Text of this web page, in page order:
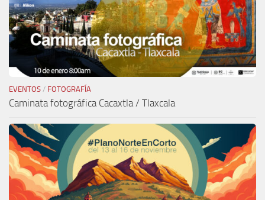
EVENTOS / FOTOGRAFÍA
Caminata fotográfica Cacaxtla / Tlaxcala